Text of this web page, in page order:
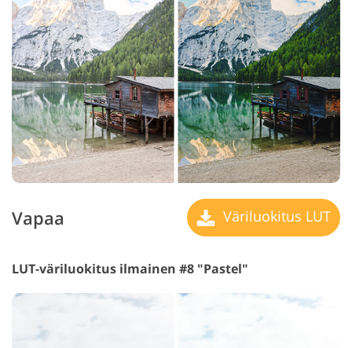
Vapaa Väriluokitus LUT
LUT-väriluokitus ilmainen #8 "Pastel"